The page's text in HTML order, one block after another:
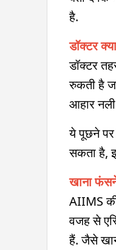
है.
डॉक्टर
डॉक्टर
रुकती है
आहार
ये पूछने पर
सकता है,
खाना
AIIMS
वजह से
हैं. जैसे